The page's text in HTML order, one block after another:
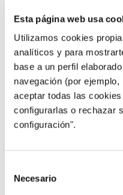
Esta página web usa
Utilizamos cookies
analíticos y para
base a un perfil
navegación (por
aceptar todas las
configurarlas o rechazar
configuración".
Necesario
Sólo
Difícil partido tiene
un Real Madrid que
últimos encuentros
entre sí. Pero el
es el mundo donde
cada fin de semana
Como dice Valverde,